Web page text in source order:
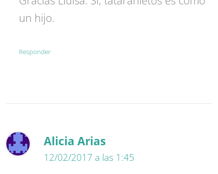
un hijo.
Responder
Alicia Arias
12/02/2017 a las 1:45